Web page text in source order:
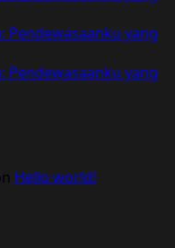
Pendewasaanku yang
Pendewasaanku yang
Hello world!